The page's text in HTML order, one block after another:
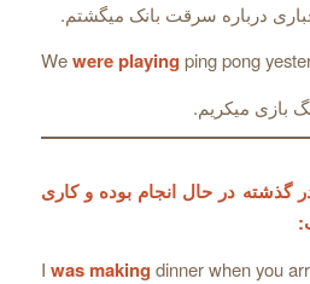
درباره سرقت بانک میگشتم.
Wewere playing ping pong
بازی میکریم.
گذشته در حال انجام بوده و کاری
I was making dinner when you